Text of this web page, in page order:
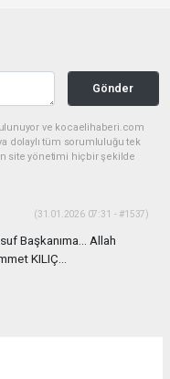
Gönder
ve kocaelihaberi.com
dolaylı tüm sorumluluğu tek
site yönetimi hiçbir şekilde
(31.01.2026 07:31 - #1537)
Başkanıma… Allah
KILIÇ…